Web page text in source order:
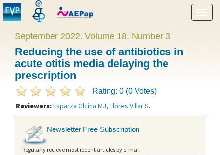
Show
menu
September 2022. Volume 18. Number 3
Reducing the use of antibiotics in
acute otitis media delaying the
prescription
Rating: 0 (0 Votes)
Reviewers:Esparza Olcina MJ, Flores Villar S.
Newsletter Free Subscription
Regularly recieve most recent articles by e-mail